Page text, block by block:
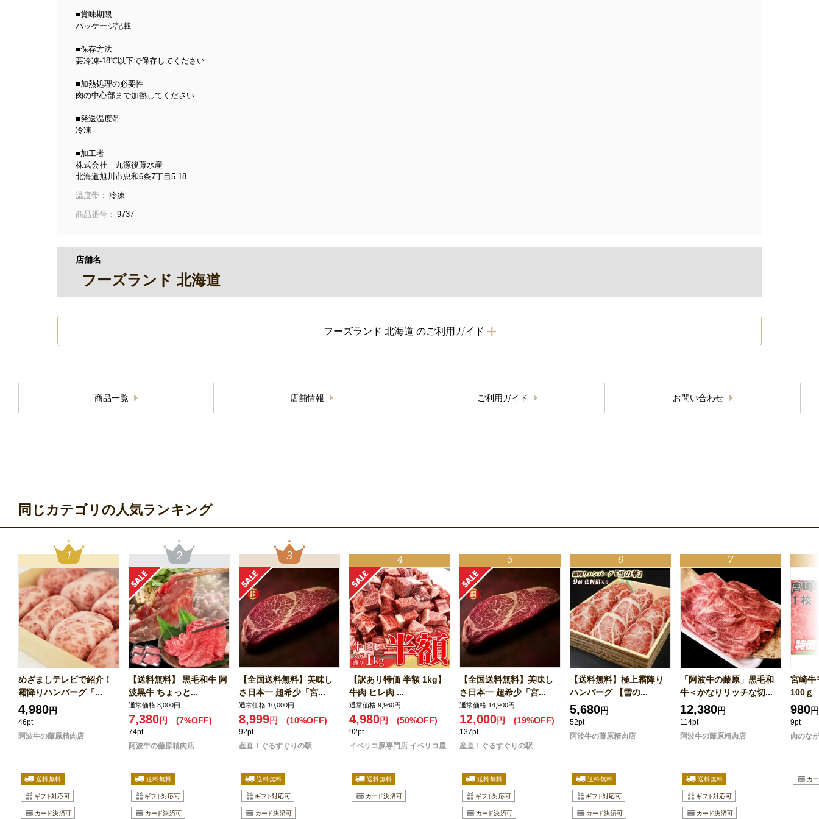
■賞味期限
パッケージ記載
■保存方法
要冷凍-18℃以下で保存してください
■加熱処理の必要性
肉の中心部まで加熱してください
■発送温度帯
冷凍
■加工者
株式会社 丸源後藤水産
北海道旭川市忠和6条7丁目5-18
温度帯： 冷凍
商品番号： 9737
店舗名
フーズランド 北海道
フーズランド 北海道 のご利用ガイド
商品一覧 店舗情報 ご利用ガイド お問い合わせ
同じカテゴリの人気ランキング
めざましテレビで紹介！
霜降りハンバーグ「...
4,980円
46pt
阿波牛の藤原精肉店
【送料無料】 黒毛和牛 阿
波黒牛 ちょっと...
通常価格 8,000円
7,380円 (7%OFF)
74pt
阿波牛の藤原精肉店
【全国送料無料】美味し
さ日本一 超希少「宮...
通常価格 10,000円
8,999円 (10%OFF)
92pt
産直！ぐるすぐりの駅
【訳あり特価 半額 1kg】
牛肉 ヒレ肉 ...
通常価格 9,960円
4,980円 (50%OFF)
92pt
イベリコ豚専門店 イベリコ屋
【全国送料無料】美味し
さ日本一 超希少「宮...
通常価格 14,900円
12,000円 (19%OFF)
137pt
産直！ぐるすぐりの駅
【送料無料】極上霜降り
ハンバーグ 【雪の...
5,680円
52pt
阿波牛の藤原精肉店
「阿波牛の藤原」黒毛和
牛＜かなりリッチな切...
12,380円
114pt
阿波牛の藤原精肉店
宮崎牛
100ｇ
980円
9pt
肉のな